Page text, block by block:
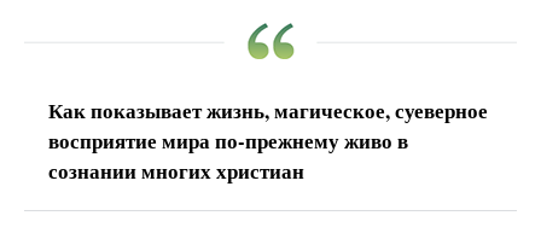
Как показывает жизнь, магическое, суеверное
восприятие мира по-прежнему живо в
сознании многих христиан